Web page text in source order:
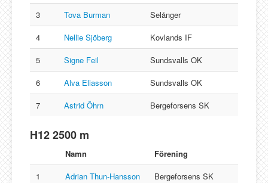
3
Tova Burman
Selånger
4
Nellie Sjöberg
Kovlands IF
5
Signe Feil
Sundsvalls OK
6
Alva Eliasson
Sundsvalls OK
7
Astrid Öhrn Bergeforsens SK
H12 2500 m
Namn
Förening
1
Adrian Thun-Hansson
Bergeforsens SK